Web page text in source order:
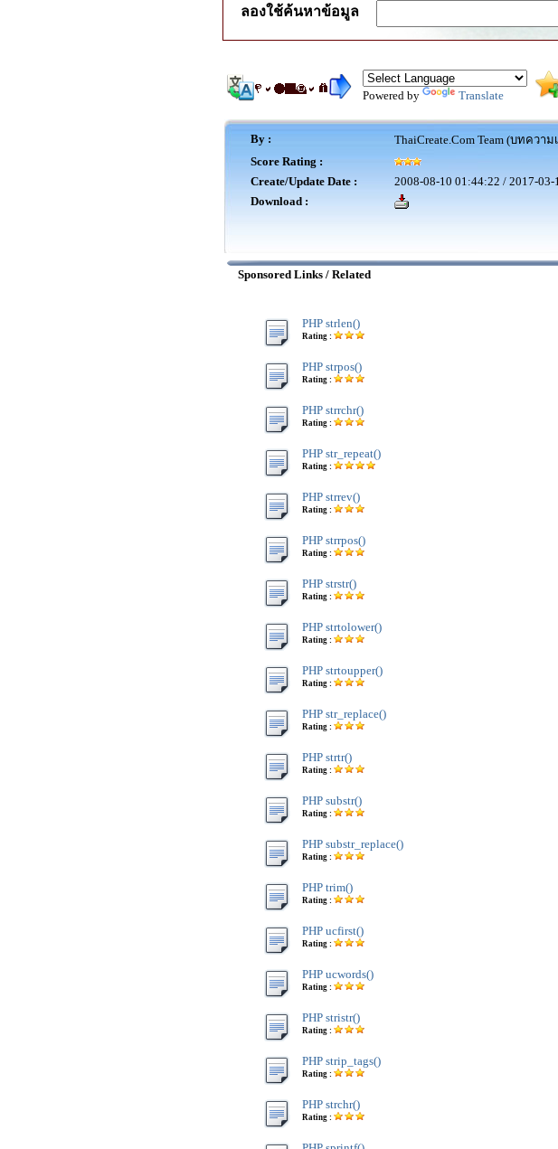
ลองใช้ค้นหาข้อมูล
Powered by Translate
By :
ThaiCreate.Com Team (บทคว
Score Rating :
Create/Update Date :
2008-08-10 01:44:22 / 2017-03-
Download :
Sponsored Links / Related
PHP strlen()
Rating :
PHP strpos()
Rating :
PHP strrchr()
Rating :
PHP str_repeat()
Rating :
PHP strrev()
Rating :
PHP strrpos()
Rating :
PHP strstr()
Rating :
PHP strtolower()
Rating :
PHP strtoupper()
Rating :
PHP str_replace()
Rating :
PHP strtr()
Rating :
PHP substr()
Rating :
PHP substr_replace()
Rating :
PHP trim()
Rating :
PHP ucfirst()
Rating :
PHP ucwords()
Rating :
PHP stristr()
Rating :
PHP strip_tags()
Rating :
PHP strchr()
Rating :